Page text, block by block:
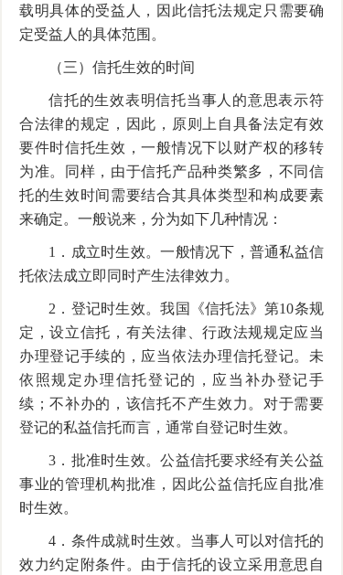
载明具体的受益人，因此信托法规定只需要确
定受益人的具体范围。
（三）信托生效的时间
信托的生效表明信托当事人的意思表示符
合法律的规定，因此，原则上自具备法定有效
要件时信托生效，一般情况下以财产权的移转
为准。同样，由于信托产品种类繁多，不同信
托的生效时间需要结合其具体类型和构成要素
来确定。一般说来，分为如下几种情况：
1．成立时生效。一般情况下，普通私益信
托依法成立即同时产生法律效力。
2．登记时生效。我国《信托法》第10条规
定，设立信托，有关法律、行政法规规定应当
办理登记手续的，应当依法办理信托登记。未
依照规定办理信托登记的，应当补办登记手
续；不补办的，该信托不产生效力。对于需要
登记的私益信托而言，通常自登记时生效。
3．批准时生效。公益信托要求经有关公益
事业的管理机构批准，因此公益信托应自批准
时生效。
4．条件成就时生效。当事人可以对信托的
效力约定附条件。由于信托的设立采用意思自